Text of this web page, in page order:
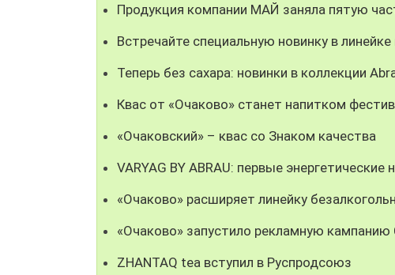
Продукция компании МАЙ заняла пятую
Встречайте специальную новинку в
Теперь без сахара: новинки в коллекции
Квас от «Очаково» станет напитком
«Очаковский» – квас со Знаком качества
VARYAG BY ABRAU: первые
«Очаково» расширяет линейку
«Очаково» запустило рекламную кампанию
ZHANTAQ tea вступил в Руспродсоюз